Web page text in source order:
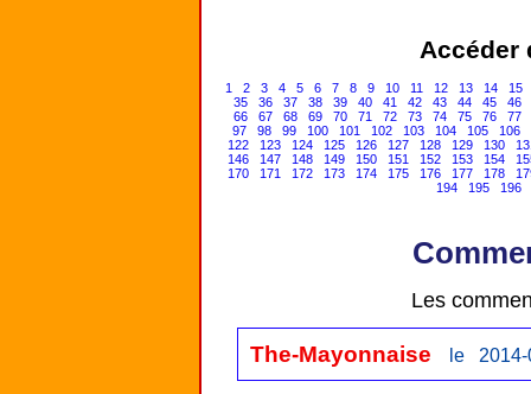
Accéder
1 2 3 4 5 6 7 8 9 10 11 12 13 14
15
35
36 37 38 39 40 41 42 43 44 45
46
66
67 68 69 70 71 72 73 74 75 76
77
97
98 99 100 101 102 103 104 105
106
122
123 124 125 126 127 128 129 130
146
147 148 149 150 151 152 153 154
170
171 172 173 174 175 176 177 178
194
195 196
Les
The-Mayonnaise le 2014-